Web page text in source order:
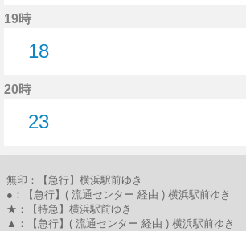
19時
18
20時
23
無印：【急行】横浜駅前ゆき
●：【急行】( 流通センター 経由 ) 横浜駅前ゆき
★：【特急】横浜駅前ゆき
▲：【急行】( 流通センター 経由 ) 横浜駅前ゆき